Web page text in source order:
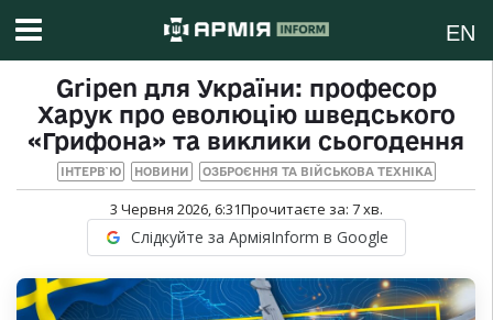
EN
Gripen для України: професор
Харук про еволюцію шведського
«Грифона» та виклики сьогодення
ІНТЕРВ`Ю НОВИНИ ОЗБРОЄННЯ ТА ВІЙСЬКОВА ТЕХНІКА
3 Червня 2026, 6:31Прочитаєте за: 7хв.
Слідкуйте за АрміяInform в Google